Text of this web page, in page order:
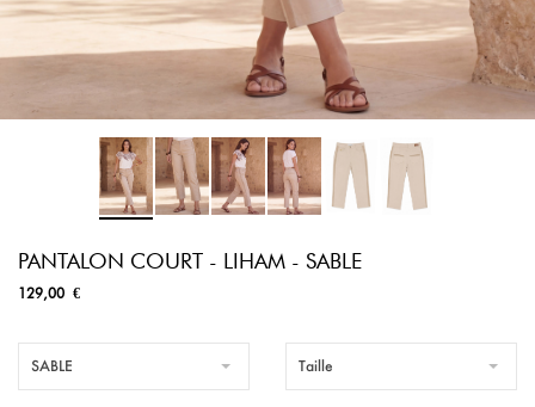
PANTALON COURT - LIHAM - SABLE
129,00 €
SABLE Taille